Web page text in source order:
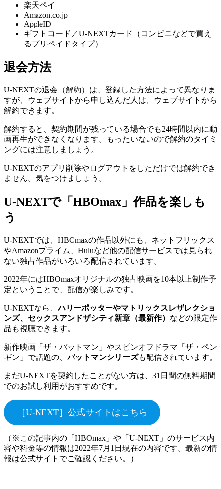
楽天ペイ
Amazon.co.jp
AppleID
ギフトコード／U-NEXTカード（コンビニなどで買え
るプリペイドタイプ）
退会方法
U-NEXTの退会（解約）は、登録した方法によって異なりま
すが、ウェブサイトから申し込んだ人は、ウェブサイトから
解約できます。
解約すると、契約期間が残っている場合でも24時間以内に動
画再生ができなくなります。もったいないので解約のタイミ
ングには注意しましょう。
U-NEXTのアプリ削除やログアウトをしただけでは解約でき
ません。気をつけましょう。
U-NEXTで「HBOmax」作品を楽しも
う
U-NEXTでは、HBOmaxの作品以外にも、ネットフリックス
やAmazonプライム、Huluなど他の配信サービスでは見られ
ない独占作品がいろいろ配信されています。
2022年にはHBOmaxオリジナルの独占映画を10本以上制作予
定ということで、配信が楽しみです。
U-NEXTなら、ハリーポッターやマトリックスレザレクショ
ンズ、セックスアンドザシティ新章（最新作） などの限定作
品も視聴できます。
新作映画「ザ・バットマン」やスピンオフドラマ「ザ・ペン
ギン」で話題の、バットマンシリーズも配信されています。
まだU-NEXTを契約したことがない方は、31日間の無料期間
でのお試し利用がおすすめです。
［U-NEXT］公式サイトはこちら
（※この記事内の「HBOmax」や「U-NEXT」のサービス内
容や料金等の情報は2022年7月1日現在の内容です。最新の情
報は公式サイトでご確認ください。）